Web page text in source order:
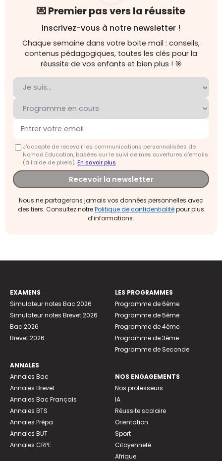
💌 Premier pas vers la réussite
Inscrivez-vous à notre newsletter !
Chaque semaine dans votre boite mail : conseils,
contenus pédagogiques, toutes les clés pour la
réussite de vos enfants et bien plus ! 🎯
J'accepte de recevoir les communications personnalisées de
Nomad Education, basées sur le suivi de mes ouvertures d'emails
(à l’aide de pixels).En savoir plus
Recevoir la newsletter
Nous ne partagerons jamais vos données personnelles avec
des tiers. Consultez notrePolitique de confidentialitépour plus
d’informations.
EXAMENS
Simulateur notes Bac 2026
Simulateur notes Brevet 2026
Bac 2026
Brevet 2026
ANNALES
Annales Bac
Annales Brevet
Annales Bac Français
Annales BTS
Annales Prépa
Annales BUT
Annales CRPE
LES PROGRAMMES
Programme de 6ème
Programme de 5ème
Programme de 4ème
Programme de 3ème
Programme de Seconde
NOS ENGAGEMENTS
Nos professeurs
IA
Réussite scolaire
Orientation
Sport
Citoyenneté
Afrique